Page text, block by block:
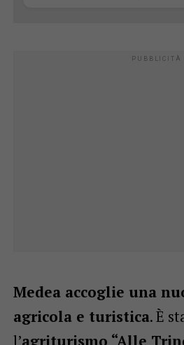
Medea accoglie una
agricola e turistica. È
l’agriturismo “Alle